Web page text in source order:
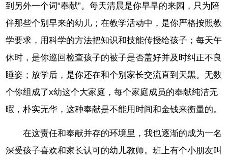
到另外一个词“奉献”。每天清晨是你早早的来园，只为陪
伴那些个别早来的幼儿；在教学活动中，是你严格按照教
学要求，用科学的方法把知识和技能传授给孩子；每天午
休时，是你巡回检查孩子的被子是否盖好并及时纠正不良
睡姿；放学后，是你还在和个别家长交流直到天黑。无数
个你组成了x幼这个大家庭，每个家庭成员的奉献纯洁无
暇，朴实无华，这种奉献是不能用时间和金钱来衡量的。
在这责任和奉献并存的环境里，我也逐渐的成为一名
深受孩子喜欢和家长认可的幼儿教师。班上有个小朋友叫